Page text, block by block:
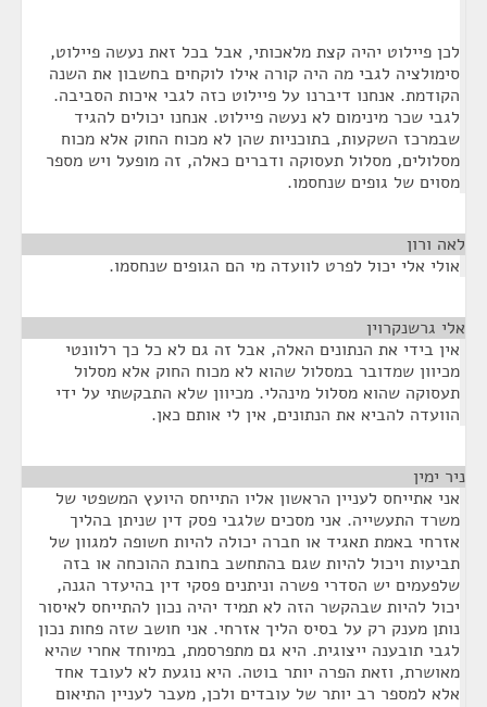
לכן פיילוט יהיה קצת מלאכותי, אבל בכל זאת נעשה פיילוט,
סימולציה לגבי מה היה קורה אילו לוקחים בחשבון את השנה
הקודמת. אנחנו דיברנו על פיילוט כזה לגבי איכות הסביבה.
לגבי שכר מינימום לא נעשה פיילוט. אנחנו יכולים להגיד
שבמרכז השקעות, בתוכניות שהן לא מכוח החוק אלא מכוח
מסלולים, מסלול תעסוקה ודברים כאלה, זה מופעל ויש מספר
מסוים של גופים שנחסמו.
לאה ורון
אולי אלי יכול לפרט לוועדה מי הם הגופים שנחסמו.
אלי גרשנקרוין
אין בידי את הנתונים האלה, אבל זה גם לא כל כך רלוונטי
מכיוון שמדובר במסלול שהוא לא מכוח החוק אלא מסלול
תעסוקה שהוא מסלול מינהלי. מכיוון שלא התבקשתי על ידי
הוועדה להביא את הנתונים, אין לי אותם כאן.
ניר ימין
אני אתייחס לעניין הראשון אליו התייחס היועץ המשפטי של
משרד התעשייה. אני מסכים שלגבי פסק דין שניתן בהליך
אזרחי באמת תאגיד או חברה יכולה להיות חשופה למגוון של
תביעות ויכול להיות שגם בהתחשב בחובת ההוכחה או בזה
שלפעמים יש הסדרי פשרה וניתנים פסקי דין בהיעדר הגנה,
יכול להיות שבהקשר הזה לא תמיד יהיה נכון להתייחס לאיסור
נותן מענק רק על בסיס הליך אזרחי. אני חושב שזה פחות נכון
לגבי תובענה ייצוגית. היא גם מתפרסמת, במיוחד אחרי שהיא
מאושרת, וזאת הפרה יותר בוטה. היא נוגעת לא לעובד אחד
אלא למספר רב יותר של עובדים ולכן, מעבר לעניין התיאום